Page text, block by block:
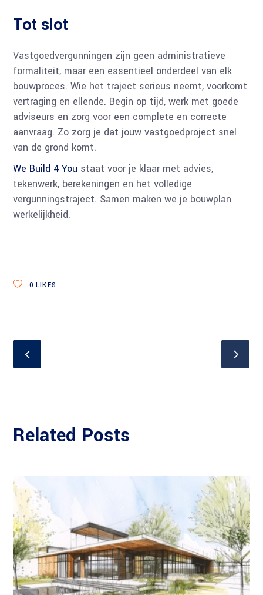
Tot slot
Vastgoedvergunningen zijn geen administratieve
formaliteit, maar een essentieel onderdeel van elk
bouwproces. Wie het traject serieus neemt, voorkomt
vertraging en ellende. Begin op tijd, werk met goede
adviseurs en zorg voor een complete en correcte
aanvraag. Zo zorg je dat jouw vastgoedproject snel
van de grond komt.
We Build 4 You staat voor je klaar met advies,
tekenwerk, berekeningen en het volledige
vergunningstraject. Samen maken we je bouwplan
werkelijkheid.
0 LIKES
Related Posts